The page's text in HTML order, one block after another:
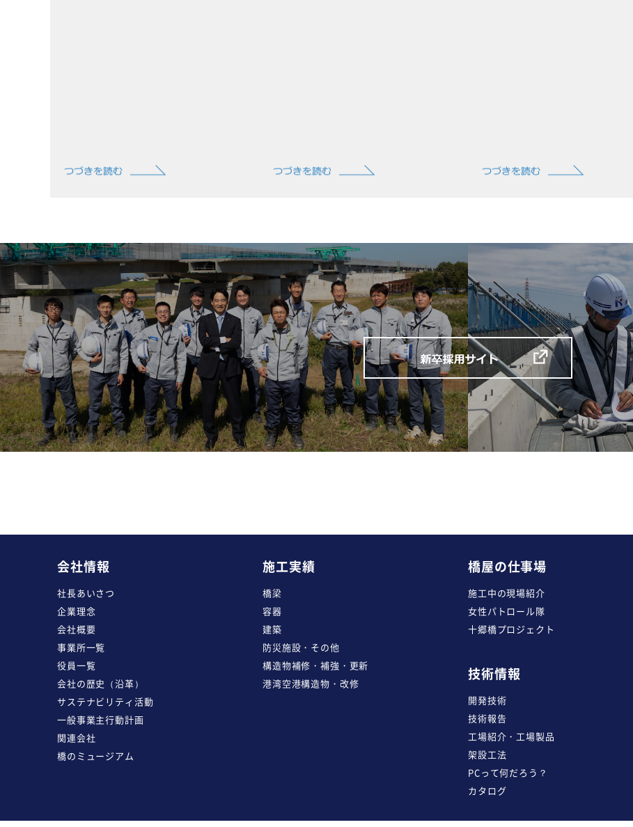
会社情報
社長あいさつ
企業理念
会社概要
事業所一覧
役員一覧
会社の歴史（沿革）
サステナビリティ活動
一般事業主行動計画
関連会社
橋のミュージアム
施工実績
橋梁
容器
建築
防災施設・その他
構造物補修・補強・更新
港湾空港構造物・改修
橋屋の仕事場
施工中の現場紹介
女性パトロール隊
十郷橋プロジェクト
技術情報
開発技術
技術報告
工場紹介・工場製品
架設工法
PCって何だろう？
カタログ